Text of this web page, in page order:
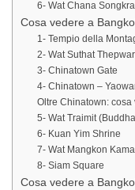
6- Wat Chana
Cosa vedere a
1- Tempio della
2- Wat Suthat
3- Chinatown Gate
4- Chinatown –
Oltre Chinatown:
5- Wat Traimit
6- Kuan Yim Shrine
7- Wat Mangkon
8- Siam Square
Cosa vedere a